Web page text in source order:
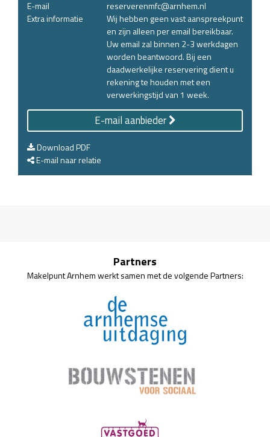
E-mail
reserverenmfc@arnhem.nl
Extra informatie
Wij hebben geen vast aanspreekpunt
en zijn alleen per email bereikbaar.
Uw email zal binnen 2-3 werkdagen
worden beantwoord. Bij een
daadwerkelijke reservering dient u
rekening te houden met een
verwerkingstijd van 1 week.
E-mail aanbieder
Download PDF
E-mail naar relatie
Partners
Makelpunt Arnhem werkt samen met de volgende Partners: